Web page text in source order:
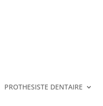
PROTHESISTE DENTAIRE